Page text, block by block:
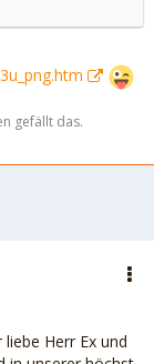
gefällt das.
Herr Ex und